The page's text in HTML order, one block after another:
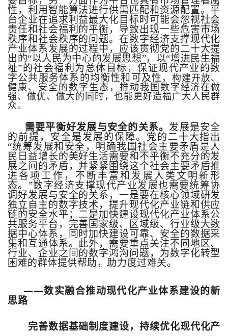
性，利用智能算法进行供需匹配和资源配置。平
台企业在追求利益最大化目标时可能会忽视社会
责任和社会福利的平衡，导致出现一些危害市场
秩序和社会秩序的问题。在数字经济支撑现代化
产业体系发展的过程中，应该贯彻党的二十大提
出的“以人民为中心的发展思想”，以“增进民生福
祉”的社会福利为总体目标，保证现代产业的数
字公共服务体系的均衡性和可及性 ，构建开放、
健康、安全的数字生态，推动我国数字经济在做
强、做优、做大的同时，也能更好造福广大人民群
众。
需要平衡好发展与安全的关系。发展是安全
的前提，安全是发展的保障。党的二十大指出
“统筹发展和安全，明确我国社会主要矛盾是人
民日益增长的美好生活需要和不平衡不充分的发
展之间的矛盾，并紧紧围绕这个社会主要矛盾推
进各项工作，不断丰富和发展人类文明新形
态。”数字经济支撑现代产业发展也需要统筹协
调好发展与安全的关系，一是要在核心领域研发
独立自主的数字技术，提升现代化产业链和供应
链的安全水平；二是加快建设现代化产业体系公
共服务平台，完善国家级、区域级、行业级大数
据中心体系，同时加快建设可靠、安全的数据采
集和互通体系。此外，需要重点关注不同地区、
行业、企业之间的数字鸿沟问题，为数字化转型
困难的群体提供帮助，助力度过难关。
——数实融合推动现代化产业体系建设的新
思路
完善数据基础制度建设，持续优化现代化产